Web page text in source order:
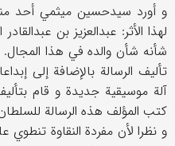
و أورد سیدحسین میثمي أحد
لهذا الأثر: عبدالعزیز بن
شأنه شأن والده في هذا
تألیف الرسالة بالإضافة إلی
آلة موسیقیة جدیدة و قام
کتب المؤلف هذه الرسالة
و نظرا لأن مفردة النقاوة